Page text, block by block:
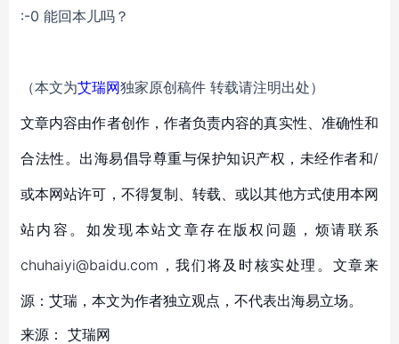
:-0 能回本儿吗？
（本文为艾瑞网独家原创稿件 转载请注明出处）
文章内容由作者创作，作者负责内容的真实性、准确性和
合法性。出海易倡导尊重与保护知识产权，未经作者和/
或本网站许可，不得复制、转载、或以其他方式使用本网
站内容。如发现本站文章存在版权问题，烦请联系
chuhaiyi@baidu.com，我们将及时核实处理。文章来
源：艾瑞，本文为作者独立观点，不代表出海易立场。
来源： 艾瑞网